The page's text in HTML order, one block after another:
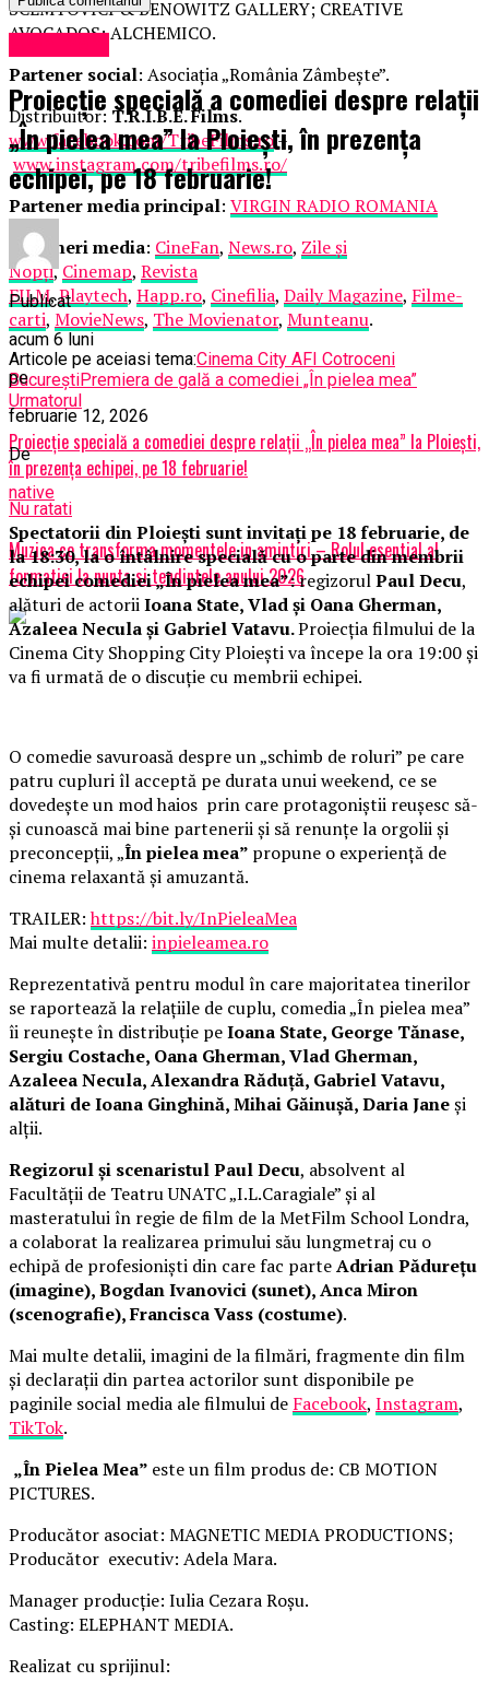
SCEMTOVICI & BENOWITZ GALLERY; CREATIVE
AVOCADOS; ALCHEMICO.
Partener social: Asociația „România Zâmbește”.
Distribuitor: T.R.I.B.E. Films.
www.facebook.com/TribeFilms.ro–
www.instagram.com/tribefilms.ro/
Partener media principal: VIRGIN RADIO ROMANIA
Parteneri media: CineFan, News.ro, Zile și
Nopți,Cinemap, Revista
FILM,Playtech, Happ.ro, Cinefilia, Daily Magazine, Filme-
carti, MovieNews, The Movienator, Munteanu.
Articole pe aceiasi tema:Cinema City AFI Cotroceni
BucureștiPremiera de gală a comediei „În pielea mea”
Urmatorul
Proiecție specială a comediei despre relații „În pielea mea” la Ploiești,
în prezența echipei, pe 18 februarie!
Nu ratati
Muzica ce transforma momentele in amintiri – Rolul esential al
formatiei la nunta si tendintele anului 2026
Proiecție specială a comediei despre relații
„În pielea mea” la Ploiești, în prezența
echipei, pe 18 februarie!
Publicat
acum 6 luni
pe
februarie 12, 2026
De
native
Spectatorii din Ploiești sunt invitați pe 18 februarie, de
la 18:30, la o întâlnire specială cu o parte din membrii
echipei comediei „În pielea mea”:regizorulPaul Decu,
alături de actoriiIoana State, Vlad și Oana Gherman,
Azaleea Necula și Gabriel Vatavu.Proiecția filmului de la
Cinema City Shopping City Ploiești va începe la ora 19:00 și
va fi urmată de o discuție cu membrii echipei.
O comedie savuroasă despre un „schimb de roluri” pe care
patru cupluri îl acceptă pe durata unui weekend, ce se
dovedește un mod haios prin care protagoniștii reușesc să-
și cunoască mai bine partenerii și să renunțe la orgolii și
preconcepții, „În pielea mea” propune o experiență de
cinema relaxantă și amuzantă.
TRAILER:https://bit.ly/InPieleaMea
Mai multe detalii: inpieleamea.ro
Reprezentativă pentru modul în care majoritatea tinerilor
se raportează la relațiile de cuplu, comedia „În pielea mea”
îi reunește în distribuție peIoana State, George Tănase,
Sergiu Costache, Oana Gherman, Vlad Gherman,
Azaleea Necula, Alexandra Răduță, Gabriel Vatavu,
alături de Ioana Ginghină, Mihai Găinușă, Daria Janeși
alții.
Regizorul și scenaristul Paul Decu, absolvent al
Facultății de Teatru UNATC „I.L.Caragiale” și al
masteratului în regie de film de la MetFilm School Londra,
a colaborat la realizarea primului său lungmetraj cu o
echipă de profesioniști din care fac parteAdrian Pădurețu
(imagine), Bogdan Ivanovici (sunet), Anca Miron
(scenografie), Francisca Vass (costume).
Mai multe detalii, imagini de la filmări, fragmente din film
și declarații din partea actorilor sunt disponibile pe
paginile social media ale filmului de Facebook, Instagram,
TikTok.
„În Pielea Mea” este un film produs de: CB MOTION
PICTURES.
Producător asociat: MAGNETIC MEDIA PRODUCTIONS;
Producător executiv: Adela Mara.
Manager producție: Iulia Cezara Roșu.
Casting: ELEPHANT MEDIA.
Realizat cu sprijinul: